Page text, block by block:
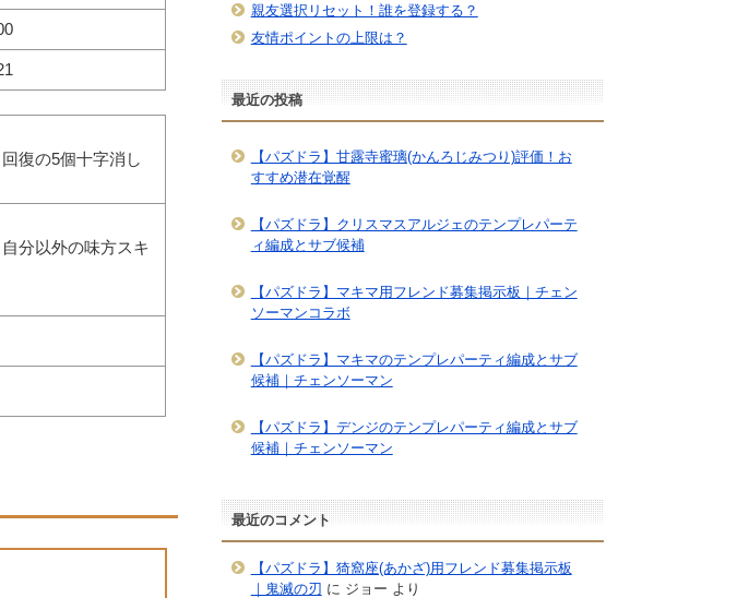
復の5個十字消し
分以外の味方スキ
親友選択リセット！誰を登録する？
友情ポイントの上限は？
最近の投稿
【パズドラ】甘露寺蜜璃(かんろじみつり)評価！お
すすめ潜在覚醒
【パズドラ】クリスマスアルジェのテンプレパーテ
ィ編成とサブ候補
【パズドラ】マキマ用フレンド募集掲示板｜チェン
ソーマンコラボ
【パズドラ】マキマのテンプレパーティ編成とサブ
候補｜チェンソーマン
【パズドラ】デンジのテンプレパーティ編成とサブ
候補｜チェンソーマン
最近のコメント
【パズドラ】猗窩座(あかざ)用フレンド募集掲示板
｜鬼滅の刃 に ジョー より